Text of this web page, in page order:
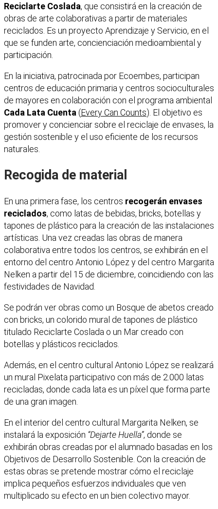
Reciclarte Coslada, que consistirá en la creación de
obras de arte colaborativas a partir de materiales
reciclados. Es un proyecto Aprendizaje y Servicio, en el
que se funden arte, concienciación medioambiental y
participación.
En la iniciativa, patrocinada por Ecoembes, participan
centros de educación primaria y centros socioculturales
de mayores en colaboración con el programa ambiental
Cada Lata Cuenta (Every Can Counts). El objetivo es
promover y concienciar sobre el reciclaje de envases, la
gestión sostenible y el uso eficiente de los recursos
naturales.
Recogida de material
En una primera fase, los centros recogerán envases
reciclados, como latas de bebidas, bricks, botellas y
tapones de plástico para la creación de las instalaciones
artísticas. Una vez creadas las obras de manera
colaborativa entre todos los centros, se exhibirán en el
entorno del centro Antonio López y del centro Margarita
Nelken a partir del 15 de diciembre, coincidiendo con las
festividades de Navidad.
Se podrán ver obras como un Bosque de abetos creado
con bricks, un colorido mural de tapones de plástico
titulado Reciclarte Coslada o un Mar creado con
botellas y plásticos reciclados.
Además, en el centro cultural Antonio López se realizará
un mural Pixelata participativo con más de 2.000 latas
recicladas, donde cada lata es un píxel que forma parte
de una gran imagen.
En el interior del centro cultural Margarita Nelken, se
instalará la exposición “Dejarte Huella”, donde se
exhibirán obras creadas por el alumnado basadas en los
Objetivos de Desarrollo Sostenible. Con la creación de
estas obras se pretende mostrar cómo el reciclaje
implica pequeños esfuerzos individuales que ven
multiplicado su efecto en un bien colectivo mayor.